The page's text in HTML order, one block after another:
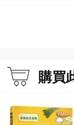
購買